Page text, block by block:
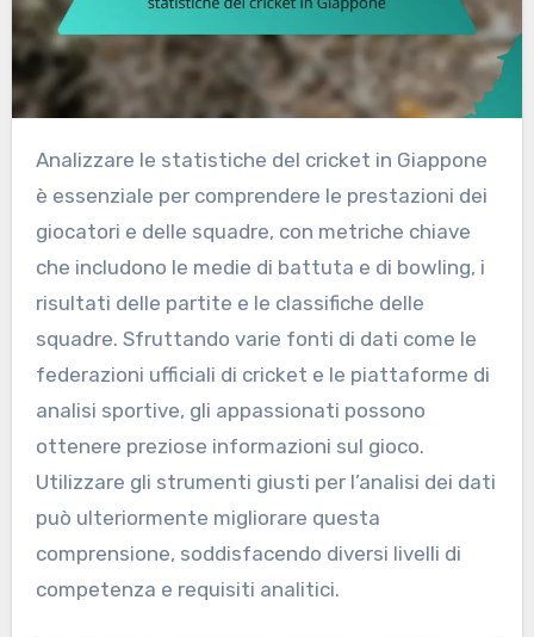
Analizzare le statistiche del cricket in Giappone
è essenziale per comprendere le prestazioni dei
giocatori e delle squadre, con metriche chiave
che includono le medie di battuta e di bowling, i
risultati delle partite e le classifiche delle
squadre. Sfruttando varie fonti di dati come le
federazioni ufficiali di cricket e le piattaforme di
analisi sportive, gli appassionati possono
ottenere preziose informazioni sul gioco.
Utilizzare gli strumenti giusti per l’analisi dei dati
può ulteriormente migliorare questa
comprensione, soddisfacendo diversi livelli di
competenza e requisiti analitici.